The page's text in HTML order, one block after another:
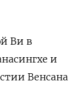
Ви в
и
Венсана